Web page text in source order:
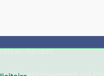
Renault
Présent également sur